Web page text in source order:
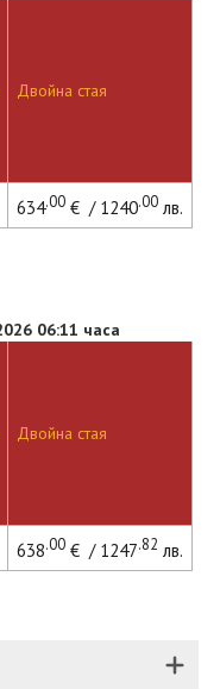
Двойна стая
634.00€ / 1240.00лв.
06:11 часа
Двойна стая
638.00€ / 1247.82 лв.